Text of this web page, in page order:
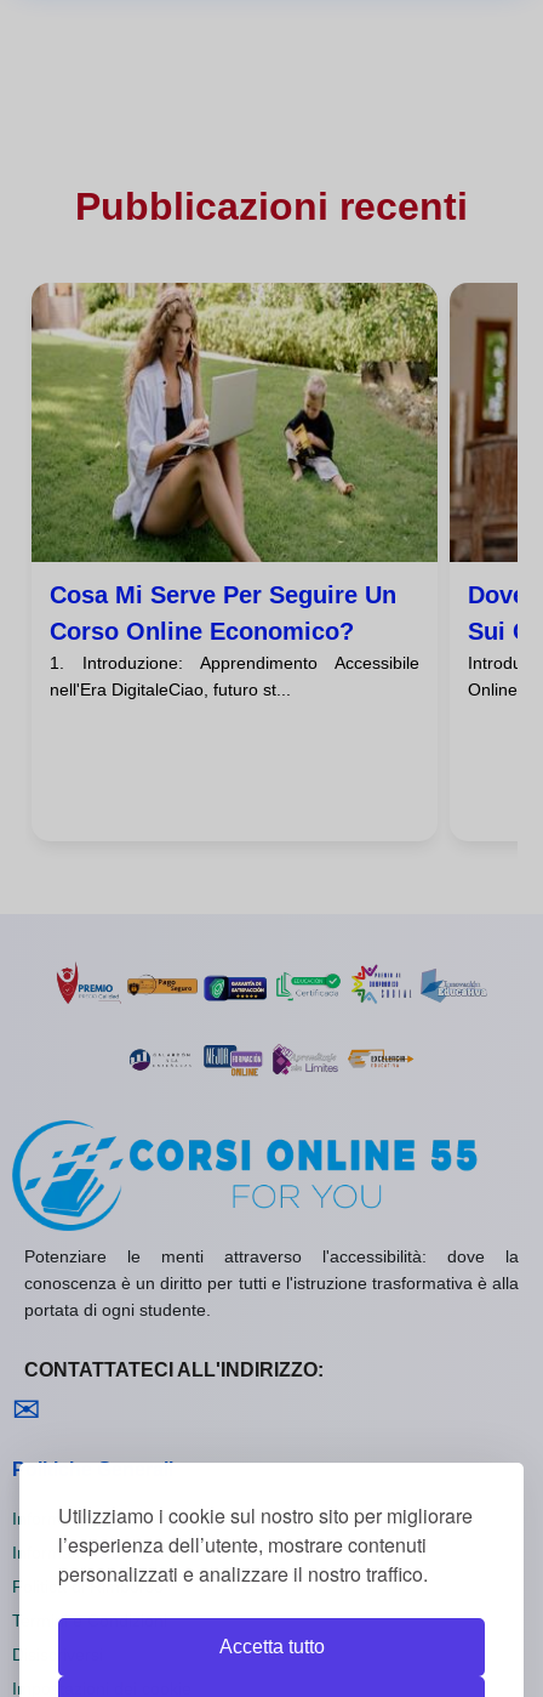
Utilizziamo i cookie sul nostro sito per migliorare
l’esperienza dell’utente, mostrare contenuti
personalizzati e analizzare il nostro traffico.
Accetta tutto
Pubblicazioni recenti
Cosa Mi Serve Per Seguire Un
Corso Online Economico?
1. Introduzione: Apprendimento Accessibile
nell'Era DigitaleCiao, futuro st...
Dove
Sui
Online
Potenziare le menti attraverso l'accessibilità: dove la
conoscenza è un diritto per tutti e l'istruzione trasformativa è alla
portata di ogni studente.
CONTATTATECI ALL'INDIRIZZO:
✉
Politiche Generali
Informativa sulla Privacy
Informativa sui Cookie
Politica di Rimborso
Termini e Condizioni
Disiscriversi
Impostazioni dei cookie